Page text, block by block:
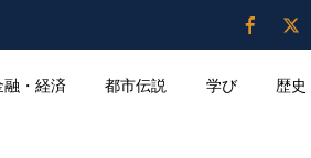
融・経済 都市伝説 学び 歴史